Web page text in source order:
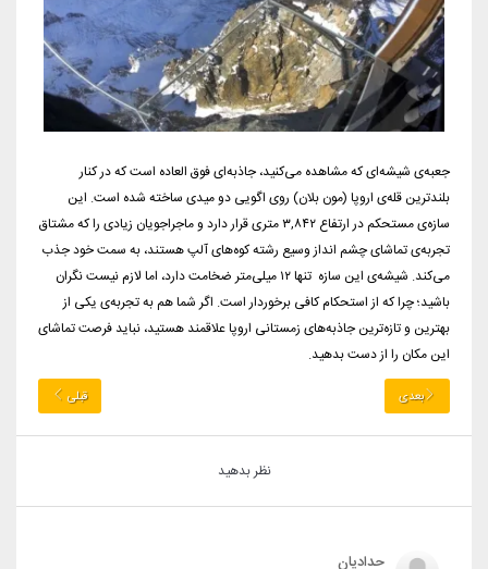
جعبه‌ی شیشه‌ای که مشاهده می‌کنید، جاذبه‌ای فوق العاده است که در کنار
بلندترین قله‌ی اروپا (مون بلان) روی اگویی دو میدی ساخته شده است. این
سازه‌ی مستحکم در ارتفاع ۳,۸۴۲ متری قرار دارد و ماجراجویان زیادی را که مشتاق
تجربه‌ی تماشای چشم انداز وسیع رشته کوه‌های آلپ هستند، به سمت خود جذب
می‌کند. شیشه‌ی این سازه تنها ۱۲ میلی‌متر ضخامت دارد، اما لازم نیست نگران
باشید؛ چرا که از استحکام کافی برخوردار است. اگر شما هم به تجربه‌ی یکی از
بهترین و تازه‌ترین جاذبه‌های زمستانی اروپا علاقمند هستید، نباید فرصت تماشای
این مکان را از دست بدهید.
بعدی قبلی
نظر بدهید
حدادیان